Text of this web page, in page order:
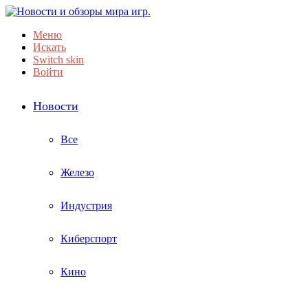
Меню
Искать
Switch skin
Войти
Новости
Все
Железо
Индустрия
Киберспорт
Кино